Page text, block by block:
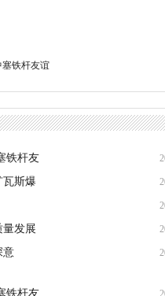
塞铁杆友谊
铁杆友
瓦斯爆
量发展
意
铁杆友